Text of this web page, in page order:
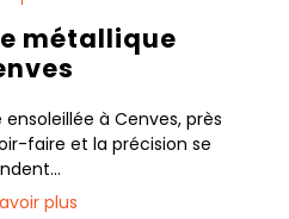
métallique
à Cenves, près
faire et la précision se
plus